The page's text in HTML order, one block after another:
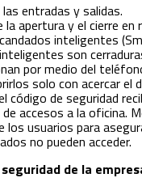
entradas y salidas.
la apertura y el cierre en
inteligentes
son
por medio del
solo con acercar el
código de seguridad
accesos a la oficina.
los usuarios para
no pueden acceder.
de la